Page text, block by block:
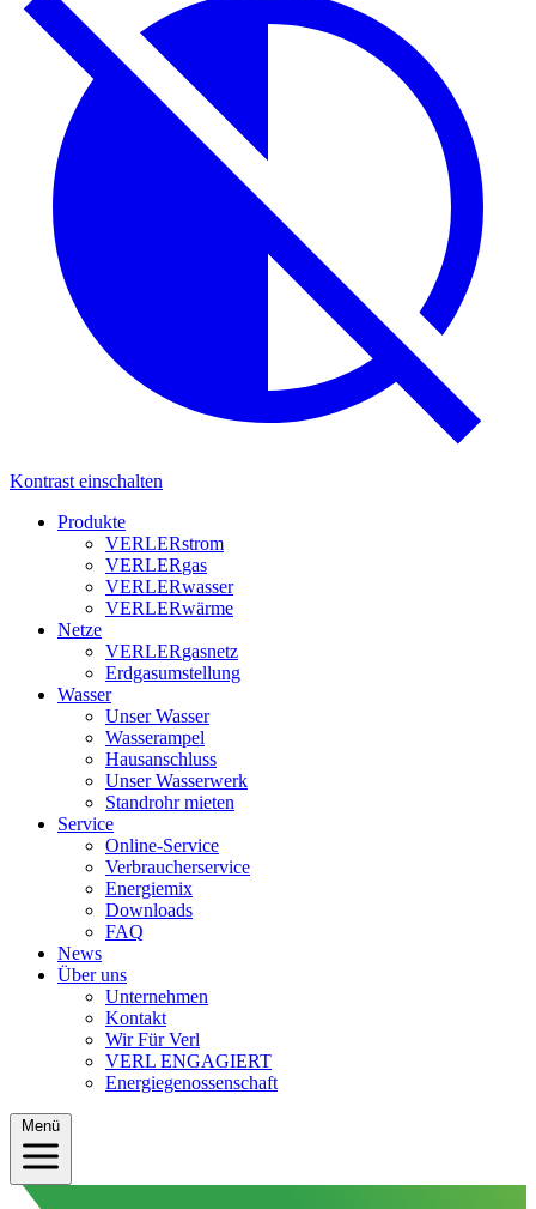
Kontrast einschalten
Produkte
VERLERstrom
VERLERgas
VERLERwasser
VERLERwärme
Netze
VERLERgasnetz
Erdgasumstellung
Wasser
Unser Wasser
Wasserampel
Hausanschluss
Unser Wasserwerk
Standrohr mieten
Service
Online-Service
Verbraucherservice
Energiemix
Downloads
FAQ
News
Über uns
Unternehmen
Kontakt
Wir Für Verl
VERL ENGAGIERT
Energiegenossenschaft
Menü